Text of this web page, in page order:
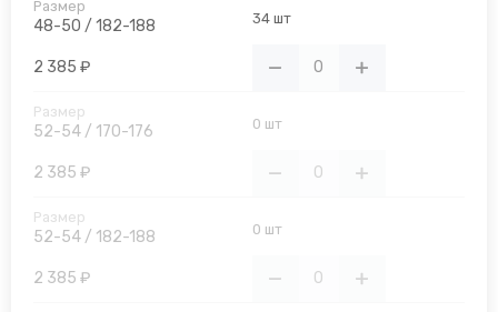
48-50 / 182-188 34 шт
2 385 ₽
52-54 / 170-176 0 шт
2 385 ₽
52-54 / 182-188 0 шт
2 385 ₽